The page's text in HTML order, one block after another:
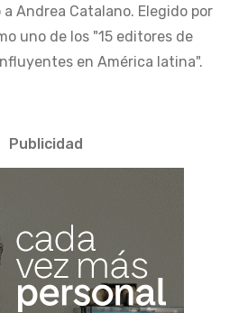
Andrea Catalano. Elegido por
uno de los "15 editores de
en América latina".
Publicidad